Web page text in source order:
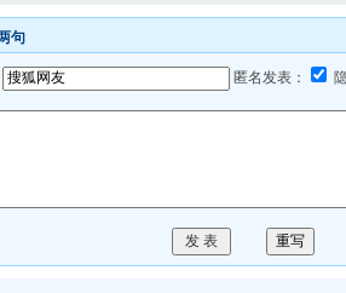
句
匿名发表：